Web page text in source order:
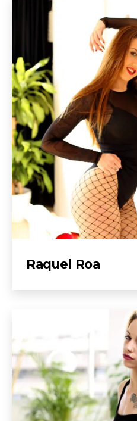
Raquel Roa